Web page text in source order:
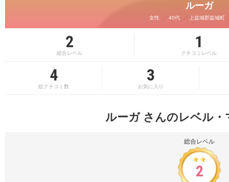
ルーガ
女性 40代 上益城郡益城町
2
総合レベル
1
クチコミレベル
4
総クチコミ数
3
お気に入り
ルーガ さんのレベル・
総合レベル
2